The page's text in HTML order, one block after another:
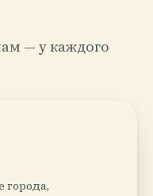
— у каждого
города,